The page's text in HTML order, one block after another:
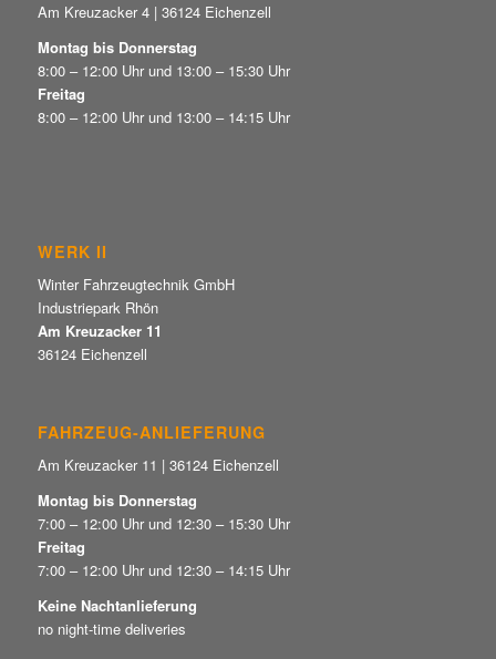
Am Kreuzacker 4 | 36124 Eichenzell
Montag bis Donnerstag
8:00 – 12:00 Uhr und 13:00 – 15:30 Uhr
Freitag
8:00 – 12:00 Uhr und 13:00 – 14:15 Uhr
WERK II
Winter Fahrzeugtechnik GmbH
Industriepark Rhön
Am Kreuzacker 11
36124 Eichenzell
FAHRZEUG-ANLIEFERUNG
Am Kreuzacker 11 | 36124 Eichenzell
Montag bis Donnerstag
7:00 – 12:00 Uhr und 12:30 – 15:30 Uhr
Freitag
7:00 – 12:00 Uhr und 12:30 – 14:15 Uhr
Keine Nachtanlieferung
no night-time deliveries